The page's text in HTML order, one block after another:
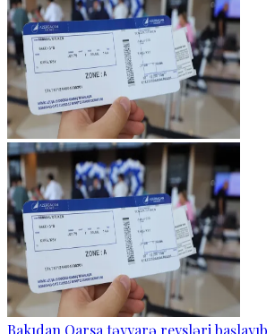
Bakıdan Qarsa təyyarə reysləri başlayıb